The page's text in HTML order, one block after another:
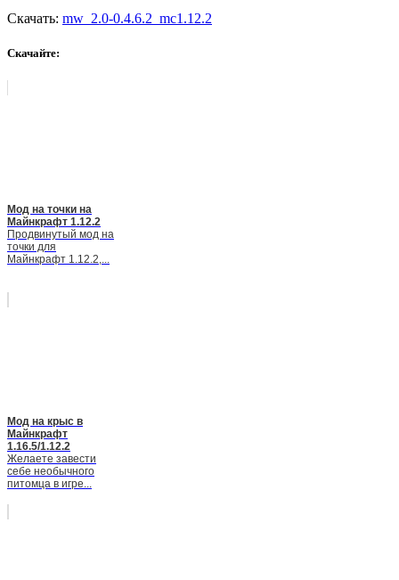
Скачать: mw_2.0-0.4.6.2_mc1.12.2
Скачайте:
Мод на точки на
Майнкрафт 1.12.2
Продвинутый мод на
точки для
Майнкрафт 1.12.2,...
Мод на крыс в
Майнкрафт
1.16.5/1.12.2
Желаете завести
себе необычного
питомца в игре...